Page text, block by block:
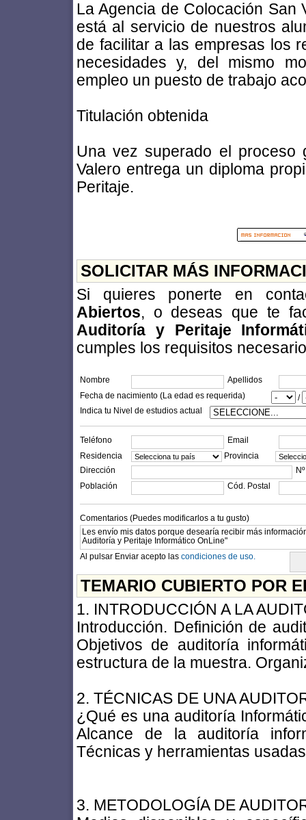
La Agencia de Colocación San
está al servicio de nuestros
de facilitar a las empresas los
necesidades y, del mismo
empleo un puesto de trabajo
Titulación obtenida
Una vez superado el proceso
Valero entrega un diploma
Peritaje.
SOLICITAR MÁS
Si quieres ponerte en
Abiertos, o deseas que te
Auditoría y Peritaje
cumples los requisitos
Nombre
Apellidos
Fecha de nacimiento (La edad es requerida)
/
Indica tu Nivel de estudios actual
Teléfono
Email
Residencia
Provincia
Dirección
Nº
Población
Cód. Postal
Comentarios (Puedes modificarlos a tu gusto)
Al pulsar Enviar acepto las condiciones de uso.
TEMARIO CUBIERTO POR
1. INTRODUCCIÓN A LA
Introducción. Definición de
Objetivos de auditoría
estructura de la muestra.
2. TÉCNICAS DE UNA
¿Qué es una auditoría
Alcance de la auditoría
Técnicas y herramientas
3. METODOLOGÍA DE